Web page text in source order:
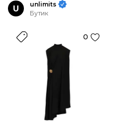
U
unlimits
Бутик
0